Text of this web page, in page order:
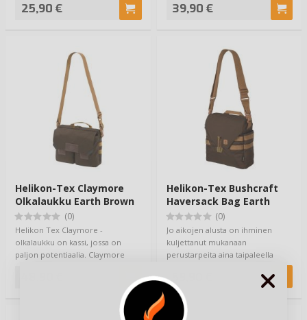
25,90 € 39,90 €
Helikon-Tex Claymore
Olkalaukku Earth Brown
(0)
Helikon Tex Claymore -
olkalaukku on kassi, jossa on
paljon potentiaalia. Claymore
Helikon-Tex Bushcraft
Haversack Bag Earth
Brown
(0)
Jo aikojen alusta on ihminen
kuljettanut mukanaan
perustarpeita aina taipaleella